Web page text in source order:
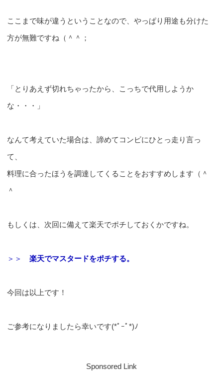
ここまで味が違うということなので、やっぱり用途も分けた
方が無難ですね（＾＾；
「とりあえず切れちゃったから、こっちで代用しようか
な・・・」
なんて考えていた場合は、諦めてコンビにひとっ走り言っ
て、
料理に合ったほうを調達してくることをおすすめします（＾
＾ゞ
もしくは、次回に備えて楽天でポチしておくかですね。
＞＞楽天でマスタードをポチする。
今回は以上です！
ご参考になりましたら幸いです(*ﾟｰﾟ*)ﾉ
Sponsored Link